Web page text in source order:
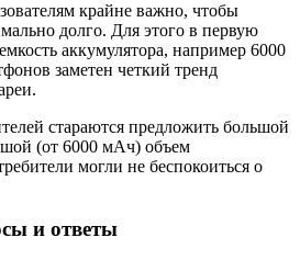
крайне важно, чтобы
долго. Для этого в первую
аккумулятора, например 6000
заметен четкий тренд
стараются предложить большой
(от 6000 мАч) объем
могли не беспокоиться о
и ответы